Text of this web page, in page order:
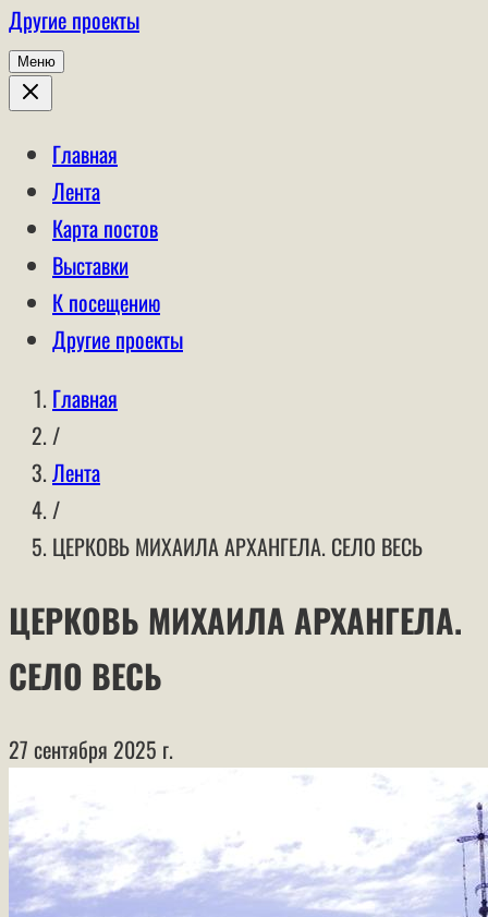
Другие проекты
Меню
Главная
Лента
Карта постов
Выставки
К посещению
Другие проекты
Главная
/
Лента
/
ЦЕРКОВЬ МИХАИЛА АРХАНГЕЛА. СЕЛО ВЕСЬ
ЦЕРКОВЬ МИХАИЛА АРХАНГЕЛА.
СЕЛО ВЕСЬ
27 сентября 2025 г.